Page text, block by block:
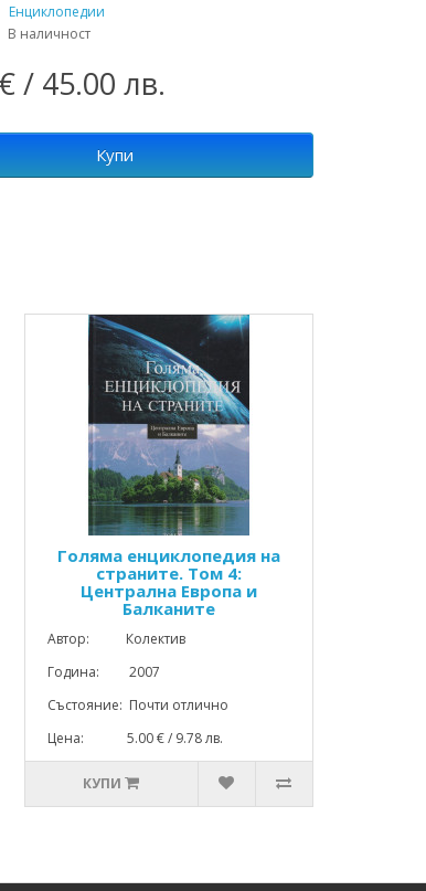
Енциклопедии
наличност
/ 45.00 лв.
Купи
Голяма енциклопедия на
страните. Том 4:
Централна Европа и
Балканите
Автор: Колектив
Година: 2007
Състояние: Почти отлично
Цена: 5.00 € / 9.78 лв.
КУПИ